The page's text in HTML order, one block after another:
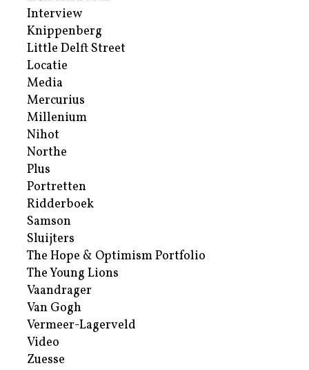
Interview
Knippenberg
Little Delft Street
Locatie
Media
Mercurius
Millenium
Nihot
Northe
Plus
Portretten
Ridderboek
Samson
Sluijters
The Hope & Optimism Portfolio
The Young Lions
Vaandrager
Van Gogh
Vermeer-Lagerveld
Video
Zuesse